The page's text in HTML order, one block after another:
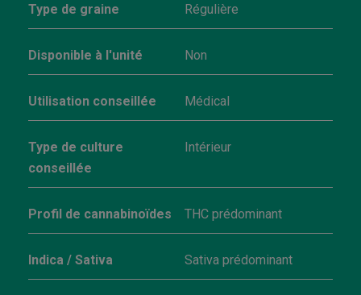
Type de graine Régulière
Disponible à l'unité Non
Utilisation conseillée Médical
Type de culture
conseillée
Intérieur
Profil de cannabinoïdes THC prédominant
Indica / Sativa Sativa prédominant